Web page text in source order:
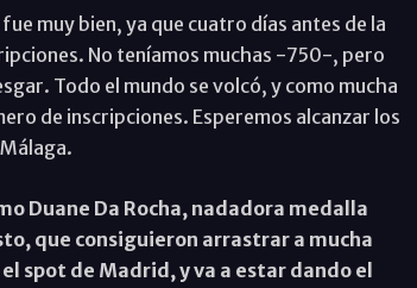
muy bien, ya que cuatro días antes de la
No teníamos muchas -750-, pero
Todo el mundo se volcó, y como mucha
de inscripciones. Esperemos alcanzar los
Duane Da Rocha, nadadora medalla
que consiguieron arrastrar a mucha
spot de Madrid, y va a estar dando el